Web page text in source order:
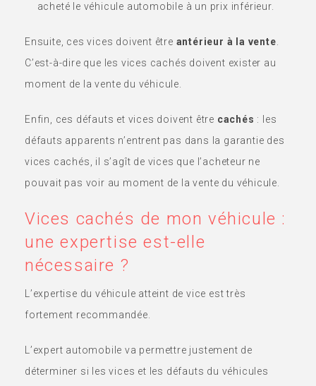
acheté le véhicule automobile à un prix inférieur.
Ensuite, ces vices doivent être antérieur à la vente
C’est-à-dire que les vices cachés doivent exister au
moment de la vente du véhicule.
Enfin, ces défauts et vices doivent être cachés : les
défauts apparents n’entrent pas dans la garantie des
vices cachés, il s’agît de vices que l’acheteur ne
pouvait pas voir au moment de la vente du véhicule.
Vices cachés de mon véhicule :
une expertise est-elle
nécessaire ?
L’expertise du véhicule atteint de vice est très
fortement recommandée.
L’expert automobile va permettre justement de
déterminer si les vices et les défauts du véhicules